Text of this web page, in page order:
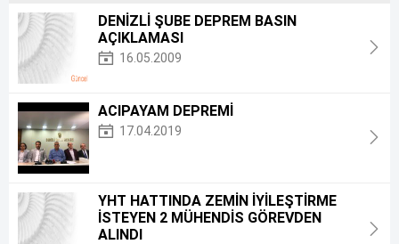
DENİZLİ ŞUBE DEPREM BASIN
AÇIKLAMASI
16.05.2009
ACIPAYAM DEPREMİ
17.04.2019
YHT HATTINDA ZEMİN İYİLEŞTİRME
İSTEYEN 2 MÜHENDİS GÖREVDEN
ALINDI